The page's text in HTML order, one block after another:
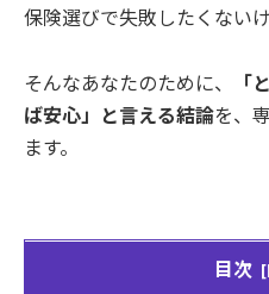
保険選びで失敗したくない
そんなあなたのために、
「
ば安心」と言える結論を、
ます。
目次